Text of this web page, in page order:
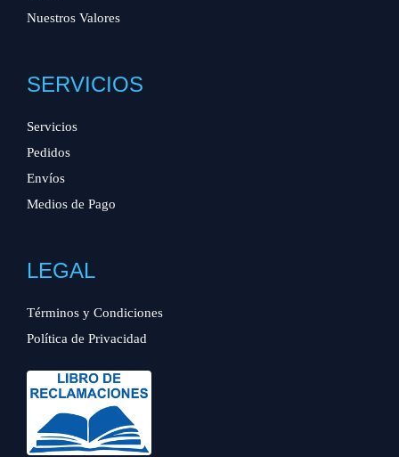
Nuestros Valores
SERVICIOS
Servicios
Pedidos
Envíos
Medios de Pago
LEGAL
Términos y Condiciones
Política de Privacidad